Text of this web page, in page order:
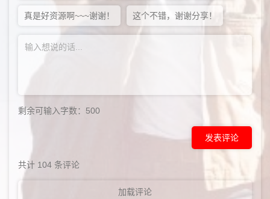
真是好资源啊~~~谢谢！ 这个不错，谢谢分享！
剩余可输入字数： 500
发表评论
共计 104 条评论
加载评论